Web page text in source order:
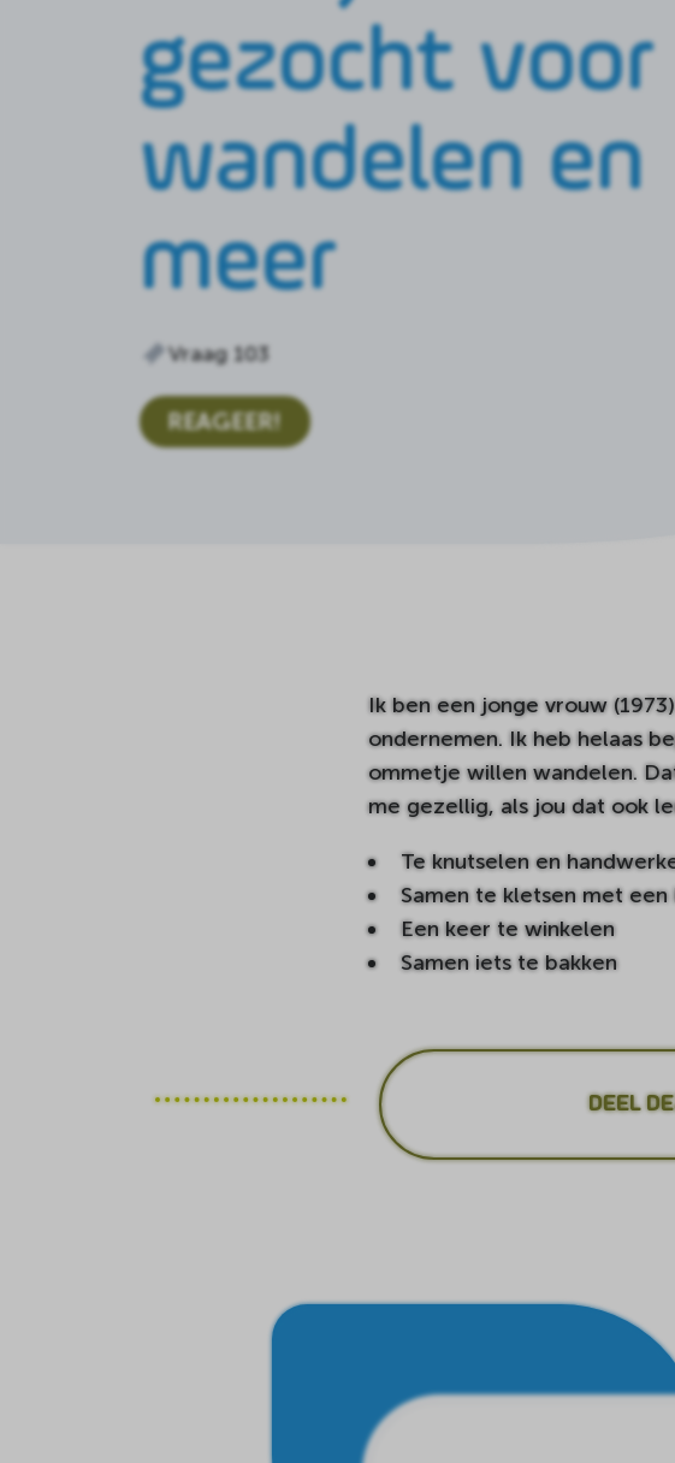
gezocht voor
wandelen en
meer
Vraag 103
REAGEER!
Ik ben een jonge vrouw
ondernemen. Ik heb helaas
ommetje willen wandelen.
me gezellig, als jou dat ook
Te knutselen en
Samen te kletsen met
Een keer te winkelen
Samen iets te bakken
DEEL